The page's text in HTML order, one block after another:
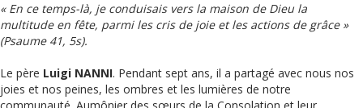
« En ce temps-là, je conduisais vers la maison de Dieu la
multitude en fête, parmi les cris de joie et les actions de grâce »
(Psaume 41, 5s).
Le père Luigi NANNI. Pendant sept ans, il a partagé avec nous nos
joies et nos peines, les ombres et les lumières de notre